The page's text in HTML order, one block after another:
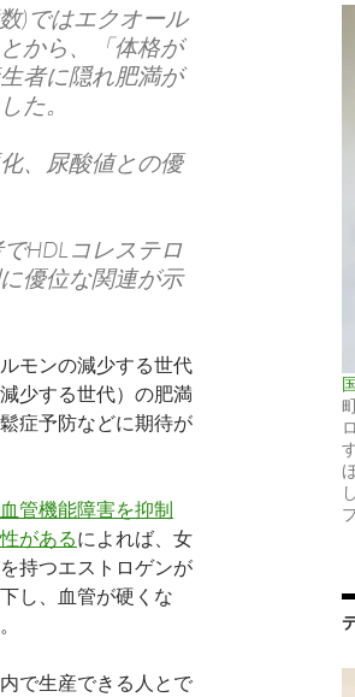
)ではエクオール
から、「体格が
者に隠れ肥満が
た。
、尿酸値との優
HDLコレステロ
優位な関連が示
モンの減少する世代
少する世代）の肥満
症予防などに期待が
管機能障害を抑制
があるによれば、女
持つエストロゲンが
し、血管が硬くな
で生産できる人とで